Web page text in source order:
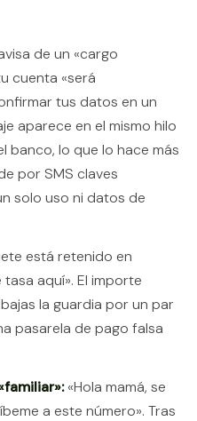
de un «cargo
cuenta «será
tus datos en un
aparece en el mismo hilo
banco, lo que lo hace más
por SMS claves
solo uso ni datos de
está retenido en
aquí». El importe
la guardia por un par
pasarela de pago falsa
«Hola mamá, se
a este número». Tras